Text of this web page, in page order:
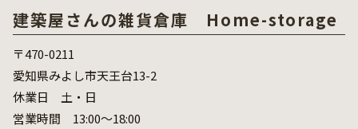
建築屋さんの雑貨倉庫 Home-storage
〒470-0211
愛知県みよし市天王台13-2
休業日 土・日
営業時間 13:00～18:00